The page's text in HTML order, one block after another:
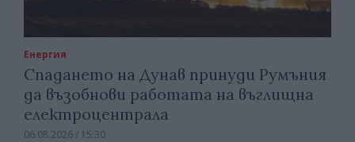
Енергия
Спадането на Дунав принуди Румъния
да възобнови работата на въглищна
електроцентрала
06.08.2026 / 15:30